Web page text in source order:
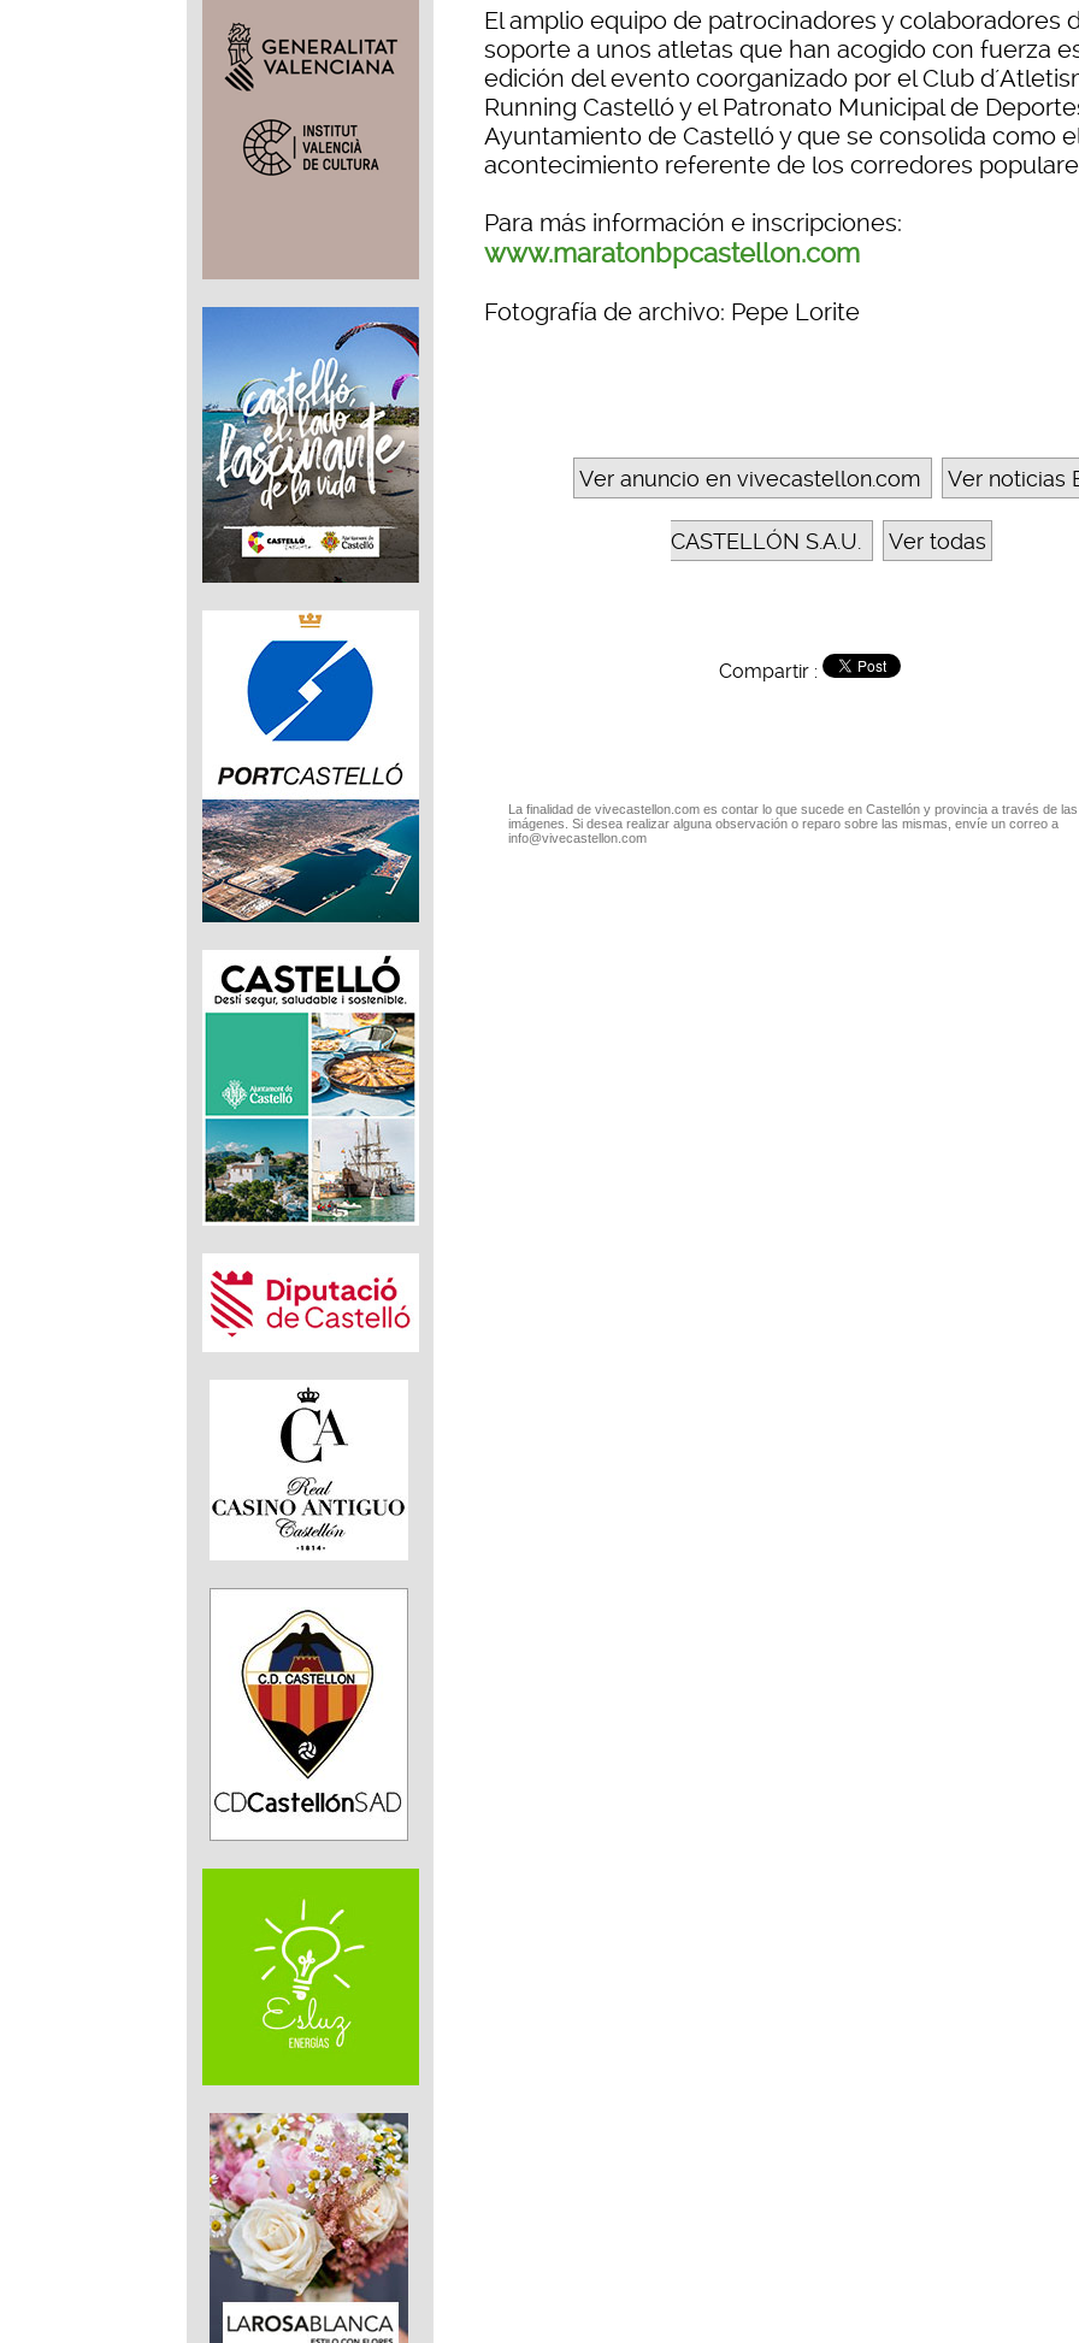
El amplio equipo de patrocinadores y colaboradores
soporte a unos atletas que han acogido con fuerza
edición del evento coorganizado por el Club
Running Castelló y el Patronato Municipal de
Ayuntamiento de Castelló y que se consolida como
acontecimiento referente de los corredores
Para más información e inscripciones:
www.maratonbpcastellon.com
Fotografía de archivo: Pepe Lorite
Ver anuncio en vivecastellon.com Ver noticias
CASTELLÓN S.A.U. Ver todas
Compartir :
La finalidad de vivecastellon.com es contar lo que sucede en Castellón y provincia a través de las
imágenes. Si desea realizar alguna observación o reparo sobre las mismas, envíe un correo a
info@vivecastellon.com